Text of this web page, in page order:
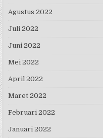
Agustus 2022
Juli 2022
Juni 2022
Mei 2022
April 2022
Maret 2022
Februari 2022
Januari 2022